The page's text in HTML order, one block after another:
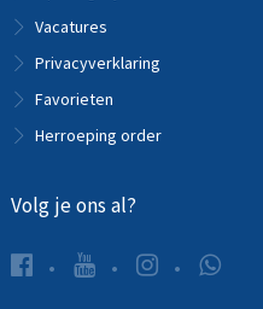
Vacatures
Privacyverklaring
Favorieten
Herroeping order
Volg je ons al?